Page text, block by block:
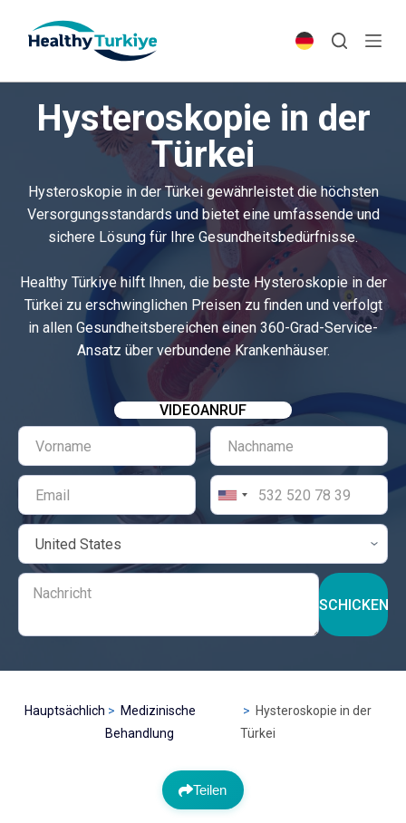
p
t
Hysteroskopie in der
Türkei
Hysteroskopie in der Türkei gewährleistet die höchsten
Versorgungsstandards und bietet eine umfassende und
sichere Lösung für Ihre Gesundheitsbedürfnisse.
Healthy Türkiye hilft Ihnen, die beste Hysteroskopie in der
Türkei zu erschwinglichen Preisen zu finden und verfolgt
in allen Gesundheitsbereichen einen 360-Grad-Service-
Ansatz über verbundene Krankenhäuser.
VIDEOANRUF
SCHICKEN
Hauptsächlich
Medizinische
Behandlung
Hysteroskopie in der
Türkei
Teilen